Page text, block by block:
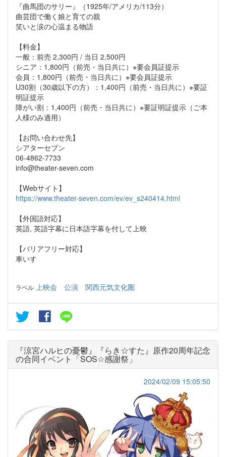
『曲馬団のサリー』（1925年/アメリカ/113分）
曲芸団で働く娘と育ての親
笑いと涙の心温まる物語​
【料金】
一般：前売 2,300円 / 当日 2,500円
シニア：1,800円（前売・当日共に）※要会員証提示
会員：1,800円（前売・当日共に）※要会員証提示
U30割（30歳以下の方）：1,400円（前売・当日共に）※要証
明証提示
障がい割：1,400円（前売・当日共に）※要証明証提示（ご本
人様のみ適用）
【お問い合わせ先】
シアターセブン
06-4862-7733
info@theater-seven.com
【Webサイト】
https://www.theater-seven.com/ev/ev_s240414.html
【外国語対応】
英語, 英語字幕に日本語字幕を付して上映
【バリアフリー対応】
車いす
ラベル 上映会 公演 関西元気文化圏
『涼宮ハルヒの憂鬱』『らき☆すた』原作20周年記念
の合同イベント「SOS☆感謝祭」
2024/02/09 15:05:50